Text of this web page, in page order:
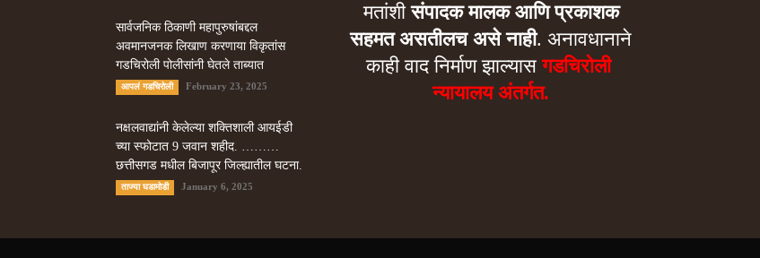
सार्वजनिक ठिकाणी महापुरुषांबद्दल
अवमानजनक लिखाण करणा­या विकृतांस
गडचिरोली पोलीसांनी घेतले ताब्यात
आपलं गडचिरोली February 23, 2025
नक्षलवाद्यांनी केलेल्या शक्तिशाली आयईडी
च्या स्फोटात 9 जवान शहीद. ………
छत्तीसगड मधील बिजापूर जिल्ह्यातील घटना.
ताज्या घडामोडी January 6, 2025
मतांशीसंपादक मालक आणि प्रकाशक
सहमत असतीलच असे नाही. अनावधानाने
काही वाद निर्माण झाल्यास गडचिरोली
न्यायालय अंतर्गत.